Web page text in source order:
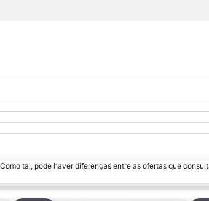
tal, pode haver diferenças entre as ofertas que